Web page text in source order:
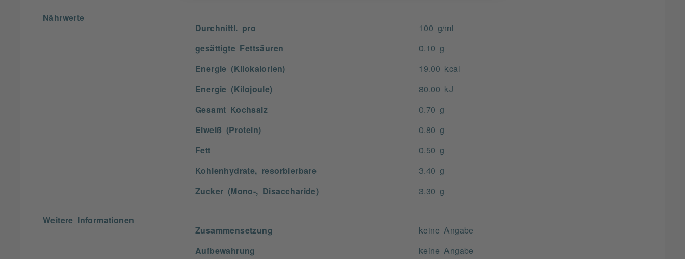
Nährwerte
Durchnittl. pro
100 g/ml
gesättigte Fettsäuren 0.10 g
Energie (Kilokalorien) 19.00 kcal
Energie (Kilojoule) 80.00 kJ
Gesamt Kochsalz 0.70 g
Eiweiß (Protein) 0.80 g
Fett 0.50 g
Kohlenhydrate, resorbierbare 3.40 g
Zucker (Mono-, Disaccharide) 3.30 g
Weitere Informationen
Zusammensetzung
keine Angabe
Aufbewahrung keine Angabe